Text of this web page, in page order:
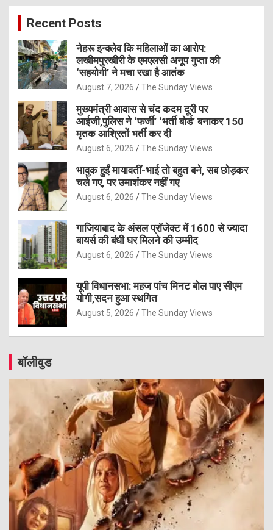
c
Recent Posts
नेहरू इन्क्लेव कि महिलाओं का आरोप:
लखीमपुरखीरी के एमएलसी अनूप गुप्ता की
‘सहयोगी’ ने मचा रखा है आतंक
August 7, 2026 The Sunday Views
मुख्यमंत्री आवास से चंद कदम दूरी पर
आईजी,पुलिस ने ‘फर्जी’ ‘भर्ती बोर्ड’ बनाकर 150
मृतक आश्रितों भर्ती कर दी
August 6, 2026 The Sunday Views
भावुक हुईं मायावतीं-भाई तो बहुत बने, सब छोड़कर
चले गए, पर उमाशंकर नहीं गए
August 6, 2026 The Sunday Views
गाजियाबाद के अंसल प्रॉजेक्ट में 1600 से ज्यादा
बायर्स की बंधी घर मिलने की उम्मीद
August 6, 2026 The Sunday Views
यूपी विधानसभा: महज पांच मिनट बोल पाए सीएम
योगी,सदन हुआ स्थगित
August 5, 2026 The Sunday Views
बॉलीवुड